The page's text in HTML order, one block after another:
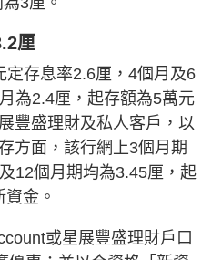
厘
定存息率2.6厘，4個月及6
為2.4厘，起存額為5萬元
豐盛理財及私人客戶，以
方面，該行網上3個月期
12個月期均為3.45厘，起
金。
或星展豐盛理財戶口